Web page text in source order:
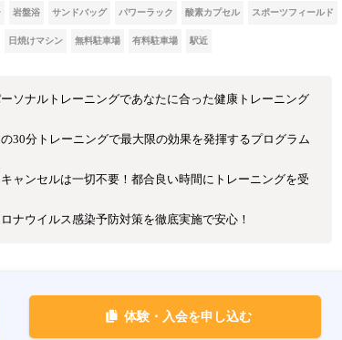
岩盤浴 サンドバッグ パワーラック 酸素カプセル スポーツフィールド
日焼けマシン 無料駐車場 有料駐車場 駅近
ソナルトレーニングであなたに合った健康トレーニング
30分トレーニングで最大限の効果を発揮するプログラム
ャンセルは一切不要！都合良い時間にトレーニングを受
ナウイルス感染予防対策を徹底実施で安心！
体験・入会を申し込む